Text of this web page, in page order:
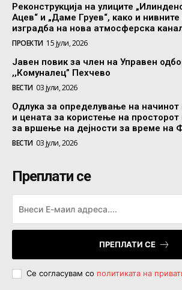
Реконструкција на улиците
Ацев“ и „Даме Груев“, како и
изградба на нова атмосферска
ПРОЕКТИ 15 јули, 2026
Јавен повик за член на Управен
,,Комуналец” Пехчево
ВЕСТИ 03 јули, 2026
Одлука за определување на
и цената за користење на
за вршење на дејности за време на
ВЕСТИ 03 јули, 2026
Преплати се
ПРЕПЛАТИ СЕ
Се согласувам со политиката на